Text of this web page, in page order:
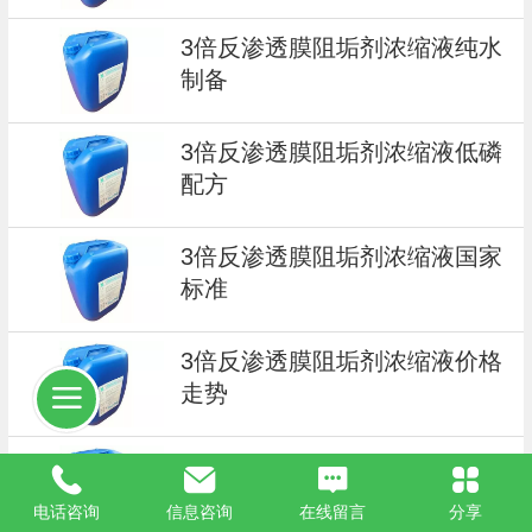
3倍反渗透膜阻垢剂浓缩液纯水
制备
3倍反渗透膜阻垢剂浓缩液低磷
配方
3倍反渗透膜阻垢剂浓缩液国家
标准
3倍反渗透膜阻垢剂浓缩液价格
走势
3倍反渗透膜阻垢剂浓缩液进口
品质
电话咨询 信息咨询 在线留言 分享